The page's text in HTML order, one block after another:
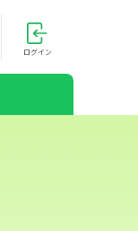
ログイン